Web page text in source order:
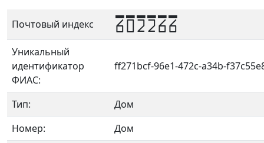
Почтовый индекс 602266
Уникальный
идентификатор
ФИАС:
ff271bcf-96e1-472c-a34b-
Тип:
Дом
Номер:
Дом